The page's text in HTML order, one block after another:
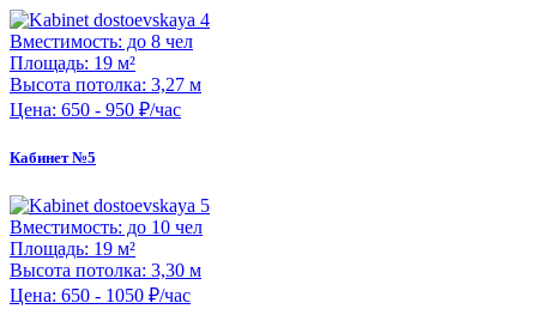
Вместимость: до 8 чел
Площадь: 19 м²
Высота потолка: 3,27 м
Цена: 650 - 950 ₽/час
Кабинет №5
Вместимость: до 10 чел
Площадь: 19 м²
Высота потолка: 3,30 м
Цена: 650 - 1050 ₽/час